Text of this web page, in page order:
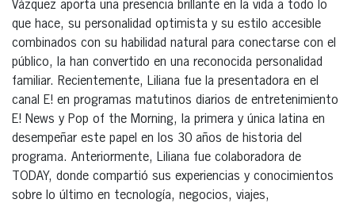
Vázquez aporta una presencia brillante en la vida a todo lo
que hace, su personalidad optimista y su estilo accesible
combinados con su habilidad natural para conectarse con el
público, la han convertido en una reconocida personalidad
familiar. Recientemente, Liliana fue la presentadora en el
canal E! en programas matutinos diarios de entretenimiento
E! News y Pop of the Morning, la primera y única latina en
desempeñar este papel en los 30 años de historia del
programa. Anteriormente, Liliana fue colaboradora de
TODAY, donde compartió sus experiencias y conocimientos
sobre lo último en tecnología, negocios, viajes,